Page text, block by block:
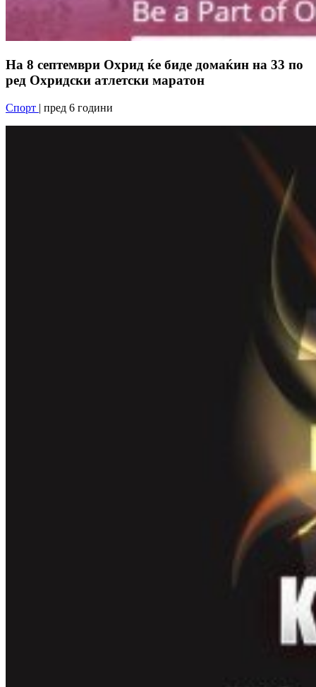
На 8 септември Охрид ќе биде домаќин на 33 по
ред Охридски атлетски маратон
Спорт | пред 6 години